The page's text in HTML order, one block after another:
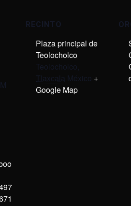
RECINTO
Plaza principal de
Teolocholco
Teolocholco,
Tlaxcala México +
Google Map